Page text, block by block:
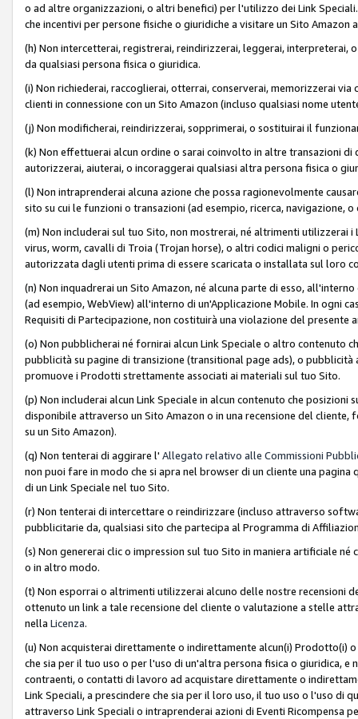
o ad altre organizzazioni, o altri benefici) per l'utilizzo dei Link
che incentivi per persone fisiche o giuridiche a visitare un Sito
(h) Non intercetterai, registrerai, reindirizzerai, leggerai,
da qualsiasi persona fisica o giuridica.
(i) Non richiederai, raccoglierai, otterrai, conserverai, memorizzerai
clienti in connessione con un Sito Amazon (incluso qualsiasi nome
(j) Non modificherai, reindirizzerai, sopprimerai, o sostituirai il
(k) Non effettuerai alcun ordine o sarai coinvolto in altre transazioni
autorizzerai, aiuterai, o incoraggerai qualsiasi altra persona fisica o
(l) Non intraprenderai alcuna azione che possa ragionevolmente
sito su cui le funzioni o transazioni (ad esempio, ricerca, navigazione,
(m) Non includerai sul tuo Sito, non mostrerai, né altrimenti utilizzerai
virus, worm, cavalli di Troia (Trojan horse), o altri codici maligni o
autorizzata dagli utenti prima di essere scaricata o installata sul loro
(n) Non inquadrerai un Sito Amazon, né alcuna parte di esso,
(ad esempio, WebView) all'interno di un'Applicazione Mobile. In ogni
Requisiti di Partecipazione, non costituirà una violazione del presente
(o) Non pubblicherai né fornirai alcun Link Speciale o altro contenuto
pubblicità su pagine di transizione (transitional page ads), o
promuove i Prodotti strettamente associati ai materiali sul tuo Sito.
(p) Non includerai alcun Link Speciale in alcun contenuto che
disponibile attraverso un Sito Amazon o in una recensione del
su un Sito Amazon).
(q) Non tenterai di aggirare l' Allegato relativo alle Commissioni
non puoi fare in modo che si apra nel browser di un cliente una
di un Link Speciale nel tuo Sito.
(r) Non tenterai di intercettare o reindirizzare (incluso attraverso
pubblicitarie da, qualsiasi sito che partecipa al Programma di
(s) Non genererai clic o impression sul tuo Sito in maniera artificiale
o in altro modo.
(t) Non esporrai o altrimenti utilizzerai alcuno delle nostre recensioni
ottenuto un link a tale recensione del cliente o valutazione a stelle
nella Licenza.
(u) Non acquisterai direttamente o indirettamente alcun(i) Prodotto(i)
che sia per il tuo uso o per l'uso di un'altra persona fisica o giuridica,
contraenti, o contatti di lavoro ad acquistare direttamente o
Link Speciali, a prescindere che sia per il loro uso, il tuo uso o l'uso di
attraverso Link Speciali o intraprenderai azioni di Eventi